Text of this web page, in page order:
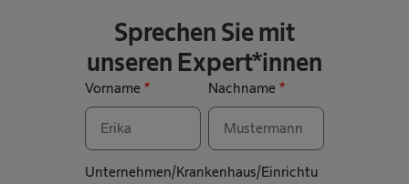
Sprechen Sie mit
unseren Expert*innen
Vorname * Nachname *
Unternehmen/Krankenhaus/Einrichtu